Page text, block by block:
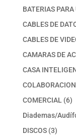
BATERIAS PARA
CABLES DE
CABLES DE
CAMARAS DE
CASA
COMERCIAL 66
Diademas/
DISCOS 33